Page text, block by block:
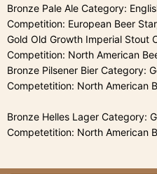
Bronze Pale Ale Category:
Competition: European Beer
Gold Old Growth Imperial Stout
Competition: North American
Bronze Pilsener Bier Category:
Competetition: North American
Bronze Helles Lager Category:
Competetition: North American